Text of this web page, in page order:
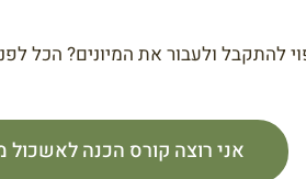
להתקבל ולעבור את המיונים? הכל
אני רוצה קורס הכנה